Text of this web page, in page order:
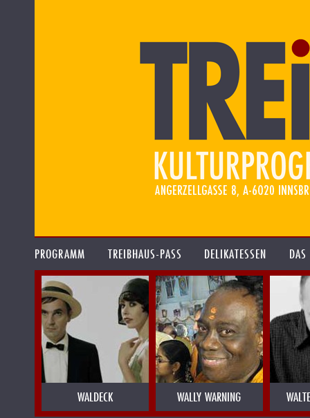
PROGRAMM TREIBHAUS-PASS DELIKATESSEN
WALDECK WALLY WARNING